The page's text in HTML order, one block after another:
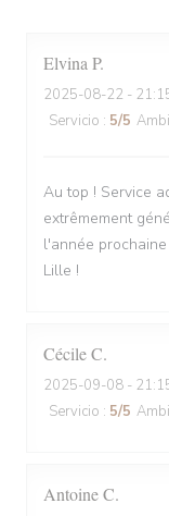
Elvina P
2025-08-22 -
Servicio : 5/5
Au top ! Service
extrêmement
l'année
Lille !
CécileC
2025-09-08 -
Servicio : 5/5
AntoineC